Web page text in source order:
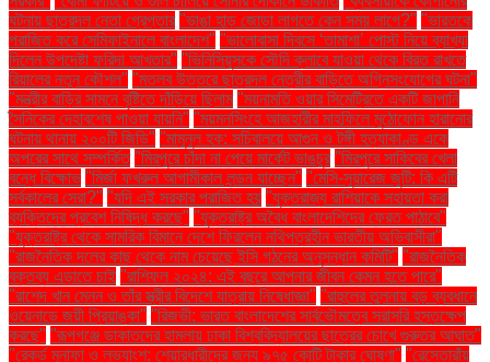
ঘটনায় ছাত্রদল নেতা গ্রেপ্তার "ভাঙা হাড় জোড়া লাগতে কেন সময় লাগে?" "ভারতকে
পরাজিত করে সেমিফাইনালে বাংলাদেশ" "ভালোবাসা দিবসে ‘তামাশা’ পোস্ট নিয়ে ব্যাখ্যা
দিলেন উপদেষ্টা ফরিদা আখতার" "ভিনিসিয়ুসকে সৌদি ক্লাবে যাওয়া থেকে বিরত রাখতে
রিয়ালের নতুন কৌশল" "মতলব উত্তরে ছাত্রদল নেত্রীর বাড়িতে অগ্নিসংযোগের ঘটনা"
"মন্ত্রীর বাড়ির সামনে বৃষ্টিতে দাঁড়িয়ে ছিলাম "ময়নামতি ওয়ার সিমেট্রিতে একটি জাপানি
সৈনিকের দেহাবশেষ পাওয়া যায়নি" "ময়মনসিংহে আজহারীর মাহফিলে মুঠোফোন হারানোর
ঘটনায় থানায় ২০০টি জিডি" "মামুনুল হক: সচিবালয়ে আগুন ও টঙ্গী হত্যাকাণ্ড একে
অপরের সাথে সম্পর্কিত "মিরপুরে চাঁদা না পেয়ে মার্কেট ভাঙচুর "মিরপুরে সাকিবের খেলা
বন্ধে বিক্ষোভ "মির্জা ফখরুল আগামীকাল লন্ডন যাচ্ছেন" "মেসি-সুয়ারেজ জুটি: কি এটি
সর্বকালের সেরা?" "যদি এই সরকার পরাজিত হয় "যুক্তরাজ্য রাশিয়াকে সহায়তা করা
ব্যক্তিদের প্রবেশ নিষিদ্ধ করছে" "যুক্তরাষ্ট্র অবৈধ বাংলাদেশিদের ফেরত পাঠাবে"
"যুক্তরাষ্ট্র থেকে সামরিক বিমানে দেশে ফিরলেন নথিপত্রহীন ভারতীয় অভিবাসীরা"
"রাজনৈতিক দলের কাছ থেকে নাম চেয়েছে ইসি গঠনের অনুসন্ধান কমিটি" "রাজনৈতিক
বক্তব্য এড়াতে চাই "রাশিফল ২০২৪: এই বছরে আপনার জীবন কেমন হতে পারে"
"রাশেদ খান মেনন ও তাঁর স্ত্রীর বিদেশে যাত্রায় নিষেধাজ্ঞা" "রাহুলের তুলনায় বড় ব্যবধানে
ওয়েনাডে জয়ী প্রিয়াঙ্কা" "রিজভী: ভারত বাংলাদেশের সার্বভৌমত্বে সরাসরি হস্তক্ষেপ
করছে" "রূপগঞ্জে ডাকাতদের হামলায় ঢাকা বিশ্ববিদ্যালয়ের ছাত্রের চোখে গুরুতর আঘাত"
"রেকর্ড মুনাফা ও লভ্যাংশ: শেয়ারধারীদের জন্য ৯৭৫ কোটি টাকার ঘোষণা" "রেস্তোরাঁয়